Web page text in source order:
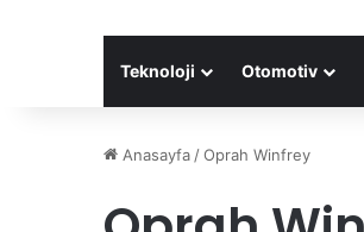
Teknoloji Otomotiv
Anasayfa /Oprah Winfrey